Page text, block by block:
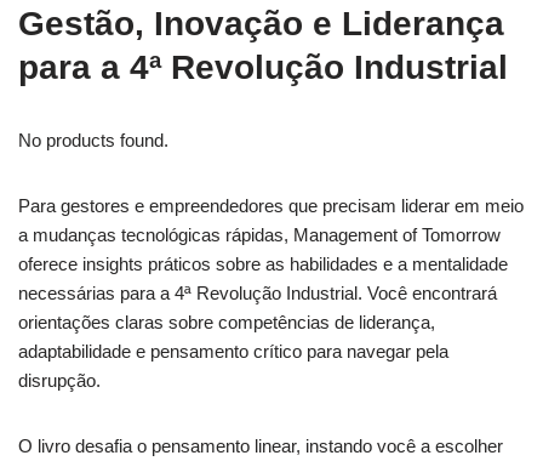
Gestão, Inovação e Liderança
para a 4ª Revolução Industrial
No products found.
Para gestores e empreendedores que precisam liderar em meio
a mudanças tecnológicas rápidas, Management of Tomorrow
oferece insights práticos sobre as habilidades e a mentalidade
necessárias para a 4ª Revolução Industrial. Você encontrará
orientações claras sobre competências de liderança,
adaptabilidade e pensamento crítico para navegar pela
disrupção.
O livro desafia o pensamento linear, instando você a escolher